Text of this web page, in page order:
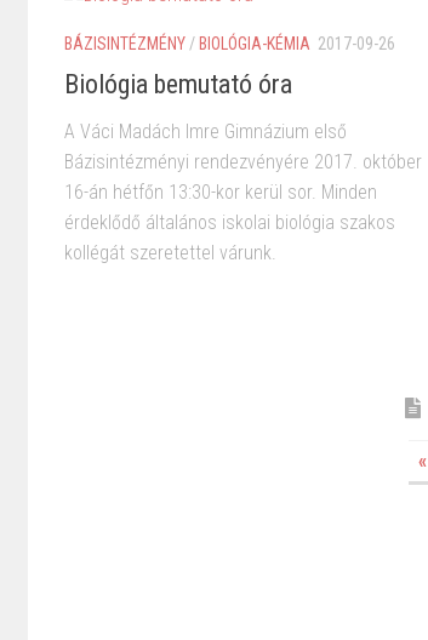
BÁZISINTÉZMÉNY/ BIOLÓGIA-KÉMIA 2017-09-26
Biológia bemutató óra
A Váci Madách Imre Gimnázium első
Bázisintézményi rendezvényére 2017. október
16-án hétfőn 13:30-kor kerül sor. Minden
érdeklődő általános iskolai biológia szakos
kollégát szeretettel várunk.
«